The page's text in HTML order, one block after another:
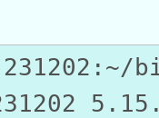
231202:~/